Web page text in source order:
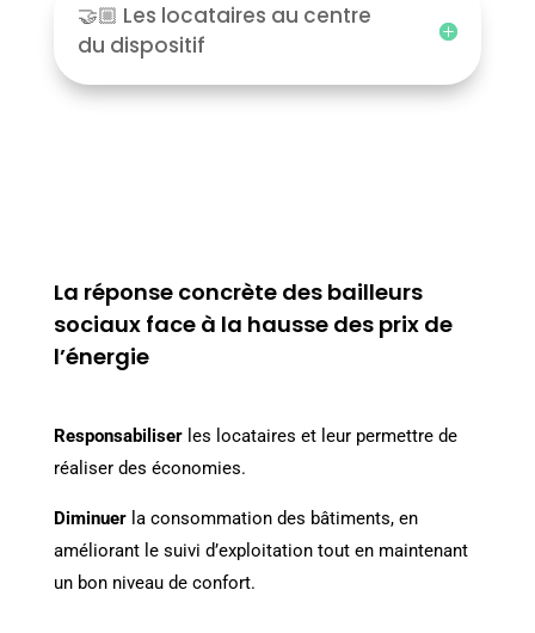
🤝🏼 Les locataires au centre
du dispositif
La réponse concrète des bailleurs
sociaux face à la hausse des prix de
l’énergie
Responsabiliser les locataires et leur permettre de
réaliser des économies.
Diminuer la consommation des bâtiments, en
améliorant le suivi d’exploitation tout en maintenant
un bon niveau de confort.